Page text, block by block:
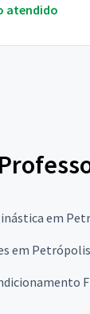
atendido
em
em Petrópolis